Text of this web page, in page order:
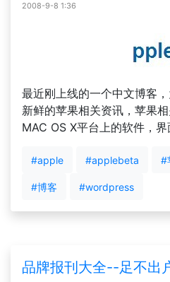
2008-9-8 1:36
最近刚上线的一个中文博客
新鲜的苹果相关资讯，苹果
MAC OS X平台上的软件，界
#apple #applebeta #
#博客 #wordpress
品牌报刊大全--足不出